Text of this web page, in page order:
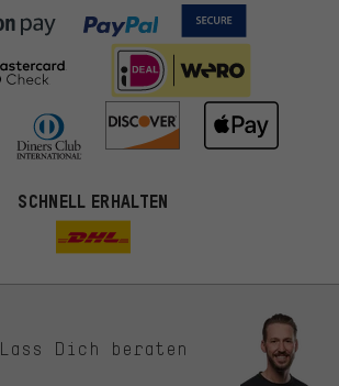
SCHNELL ERHALTEN
Lass Dich beraten